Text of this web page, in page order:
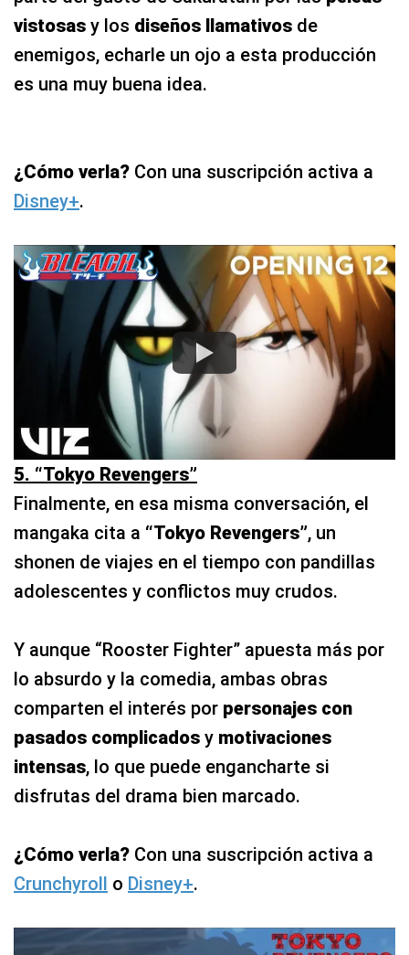
vistosas y los diseños llamativos de
enemigos, echarle un ojo a esta producción
es una muy buena idea.
¿Cómo verla? Con una suscripción activa a
Disney+.
5. “Tokyo Revengers”
Finalmente, en esa misma conversación, el
mangaka cita a “Tokyo Revengers”, un
shonen de viajes en el tiempo con pandillas
adolescentes y conflictos muy crudos.
Y aunque “Rooster Fighter” apuesta más por
lo absurdo y la comedia, ambas obras
comparten el interés por personajes con
pasados complicados y motivaciones
intensas, lo que puede engancharte si
disfrutas del drama bien marcado.
¿Cómo verla? Con una suscripción activa a
Crunchyroll o Disney+.